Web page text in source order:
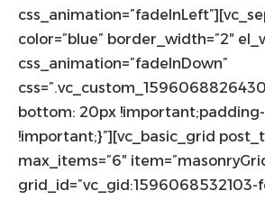
color=”blue” border_width=”2″
css_animation=”fadeInDown”
bottom: 20px
!important;}”][vc_basic_grid
max_items=”6″
grid_id=”vc_gid:1596068532103-